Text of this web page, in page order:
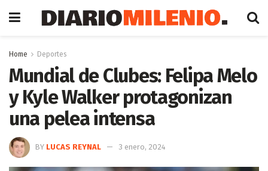
Home Deportes
Mundial de Clubes: Felipa Melo
y Kyle Walker protagonizan
una pelea intensa
BY LUCAS REYNAL 3 enero, 2024